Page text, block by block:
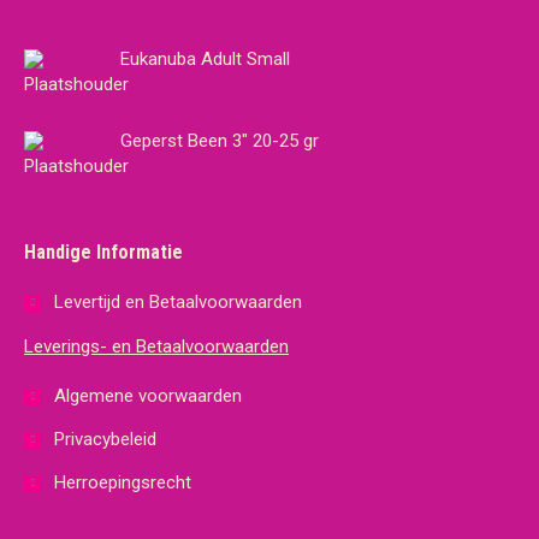
Eukanuba Adult Small
Geperst Been 3" 20-25 gr
Handige Informatie
Levertijd en Betaalvoorwaarden
Leverings- en Betaalvoorwaarden
Algemene voorwaarden
Privacybeleid
Herroepingsrecht